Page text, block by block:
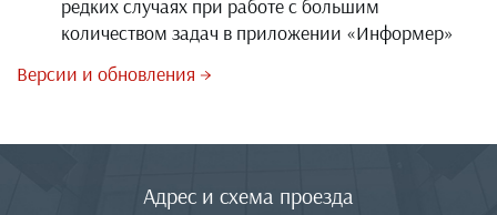
редких случаях при работе с большим
количеством задач в приложении «Информер»
Версии и обновления →
Адрес и схема проезда